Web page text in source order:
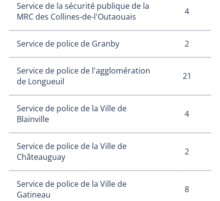
Service de la sécurité publique de la
MRC des Collines-de-l'Outaouais
4
Service de police de Granby 2
Service de police de l'agglomération
de Longueuil
21
Service de police de la Ville de
Blainville
4
Service de police de la Ville de
Châteauguay
2
Service de police de la Ville de
Gatineau
8